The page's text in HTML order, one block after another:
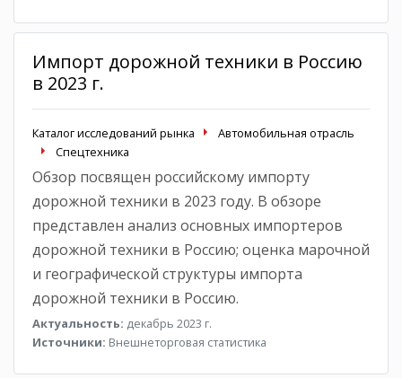
Импорт дорожной техники в Россию
в 2023 г.
Каталог исследований рынка
Автомобильная отрасль
Спецтехника
Обзор посвящен российскому импорту
дорожной техники в 2023 году. В обзоре
представлен анализ основных импортеров
дорожной техники в Россию; оценка марочной
и географической структуры импорта
дорожной техники в Россию.
Актуальность: декабрь 2023 г.
Источники: Внешнеторговая статистика